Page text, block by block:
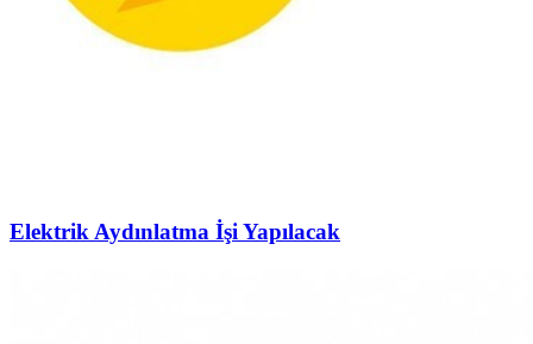
Elektrik Aydınlatma İşi Yapılacak